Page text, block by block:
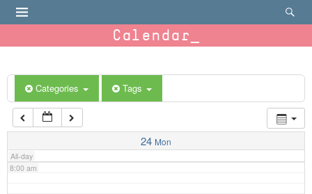
Calendar
Categories Tags
24 Mon
All-day
6:00 am
7:00 am
8:00 am